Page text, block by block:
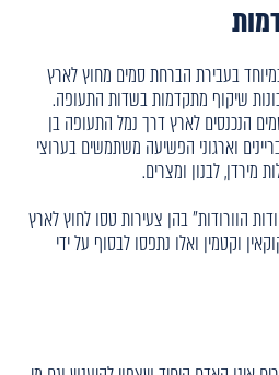
בעבירת הברחת סמים מחוץ לארץ
שיקוף מתקדמות בשדות התעופה.
הנכנסים לארץ דרך נמל התעופה בן
וארגוני הפשיעה משתמשים בערוצי
מירדן, לבנון ומצרים.
הוורודות" בהן צעירות טסו לחוץ לארץ
וקטמין ואלו נתפסו לבסוף על ידי